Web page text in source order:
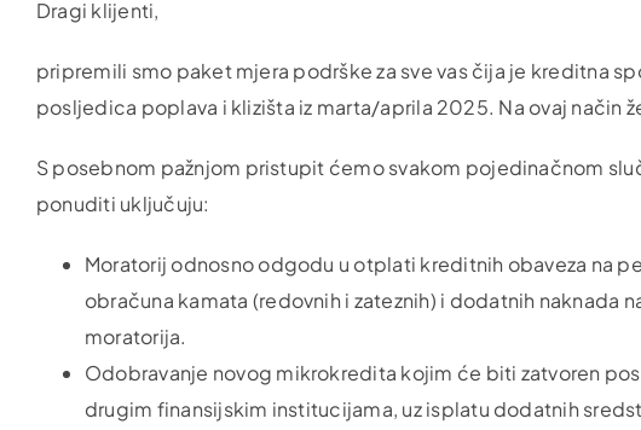
Dragi klijenti,
pripremili smo paket mjera podrške za sve vas čija je kreditna
posljedica poplava i klizišta iz marta/aprila 2025. Na ovaj način
S posebnom pažnjom pristupit ćemo svakom pojedinačnom
ponuditi uključuju:
Moratorij odnosno odgodu u otplati kreditnih obaveza na
obračuna kamata (redovnih i zateznih) i dodatnih naknada
moratorija.
Odobravanje novog mikrokredita kojim će biti zatvoren
drugim finansijskim institucijama, uz isplatu dodatnih